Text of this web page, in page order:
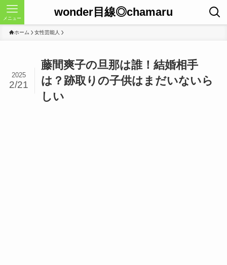
wonder目線◎chamaru
メニュー
ホーム 女性芸能人
藤間爽子の旦那は誰！結婚相手
は？跡取りの子供はまだいないら
しい
2025
2/21